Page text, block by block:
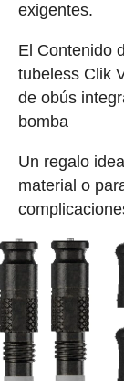
exigentes.
El Contenido
tubeless Clik
de obús
bomba
Un regalo
material o